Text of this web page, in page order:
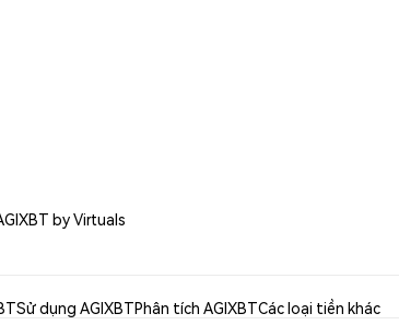
by Virtuals
Sử dụng AGIXBTPhân tích AGIXBTCác loại tiền khác